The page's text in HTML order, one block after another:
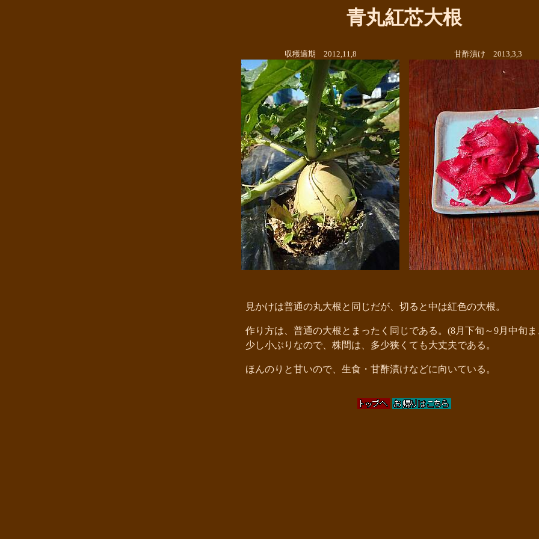
青丸紅芯大根
収穫適期 2012,11,8 甘酢漬け 2013,3,3
見かけは普通の丸大根と同じだが、切ると中は紅色の大根。
作り方は、普通の大根とまったく同じである。(8月下旬～9月中旬ま
少し小ぶりなので、株間は、多少狭くても大丈夫である。
ほんのりと甘いので、生食・甘酢漬けなどに向いている。